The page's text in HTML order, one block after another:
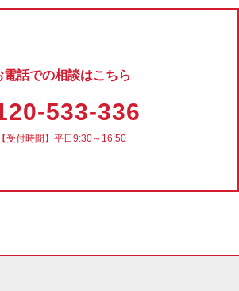
電話での相談はこちら
533-336
【受付時間】平日9:30～16:50